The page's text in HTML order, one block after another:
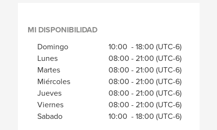
MI DISPONIBILIDAD
Domingo
10:00 -18:00 (UTC-6)
Lunes
08:00 -21:00 (UTC-6)
Martes
08:00 -21:00 (UTC-6)
Miércoles
08:00 -21:00 (UTC-6)
Jueves
08:00 -21:00 (UTC-6)
Viernes
08:00 -21:00 (UTC-6)
Sabado
10:00 -18:00 (UTC-6)